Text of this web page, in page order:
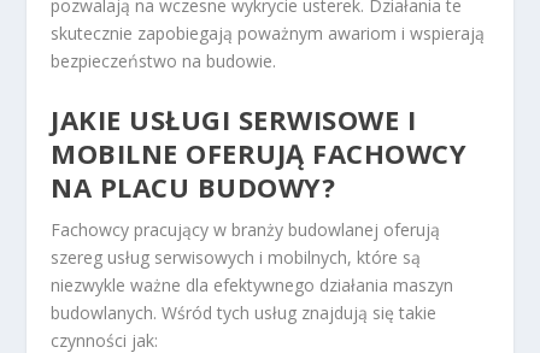
pozwalają na wczesne wykrycie usterek. Działania te
skutecznie zapobiegają poważnym awariom i wspierają
bezpieczeństwo na budowie.
JAKIE USŁUGI SERWISOWE I
MOBILNE OFERUJĄ FACHOWCY
NA PLACU BUDOWY?
Fachowcy pracujący w branży budowlanej oferują
szereg usług serwisowych i mobilnych, które są
niezwykle ważne dla efektywnego działania maszyn
budowlanych. Wśród tych usług znajdują się takie
czynności jak: